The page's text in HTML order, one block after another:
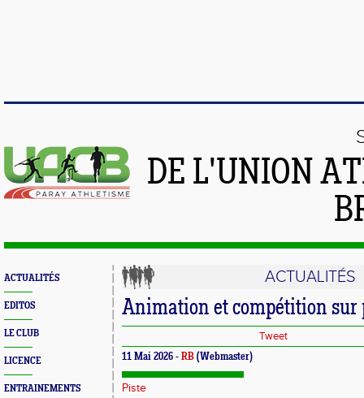
DE L'UNION
ACTUALITÉS
EDITOS
LE CLUB
LICENCE
ENTRAINEMENTS
ACTUALITÉS
Animation et compétition sur
Tweet
11 Mai 2026 - RB (Webmaster)
Piste